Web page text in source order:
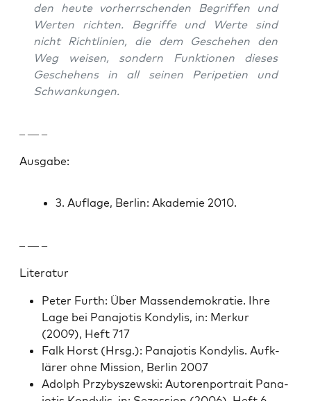
den heute vorherrschen­den Begrif­f­en und
Werten richt­en. Begriffe und Werte sind
nicht Richtlin­ien, die dem Geschehen den
Weg weisen, son­dern Funk­tio­nen dieses
Geschehens in all seinen Peripetien und
Schwankun­gen.
– — –
Aus­gabe:
3. Auflage, Berlin: Akademie 2010.
– — –
Lit­er­atur
Peter Furth: Über Massendemokratie. Ihre
Lage bei Pana­jo­tis Kondylis, in: Merkur
(2009), Heft 717
Falk Horst (Hrsg.): Pana­jo­tis Kondylis. Aufk­
lär­er ohne Mis­sion, Berlin 2007
Adolph Przy­byszews­ki: Autoren­por­trait Pana­